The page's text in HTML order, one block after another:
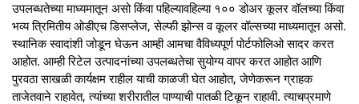
उपलब्धतेच्या माध्यमातून असो किंवा पहिल्यावहिल्या १०० डोअर कूलर वॉलच्या किंवा
भव्य त्रिमितीय ओडीएच डिसप्लेज, सेल्फी झोन्स व कूलर वॉल्सच्या माध्यमातून असो.
स्थानिक स्वादांशी जोडून घेऊन आम्ही आमचा वैविध्यपूर्ण पोर्टफोलिओ सादर करत
आहोत. आम्ही रिटेल उत्पादनांच्या उपलब्धतेचा सुयोग्य वापर करत आहोत आणि
पुरवठा साखळी कार्यक्षम राहील याची काळजी घेत आहोत, जेणेकरून ग्राहक
ताजेतवाने राहावेत, त्यांच्या शरीरातील पाण्याची पातळी टिकून राहावी. त्याचप्रमाणे